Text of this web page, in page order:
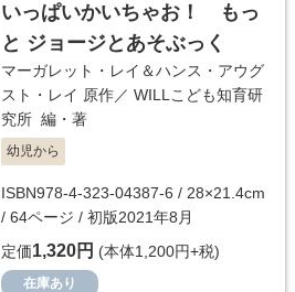
いっぱいかいちゃお！ もっ
と ジョージとあそぶっく
マーガレット・レイ＆ハンス・アウグ
スト・レイ 原作／ WILLこども知育研
究所 編・著
幼児から
ISBN978-4-323-04387-6 / 28×21.4cm
/ 64ページ / 初版2021年8月
定価1,320円 (本体1,200円+税)
在庫あり